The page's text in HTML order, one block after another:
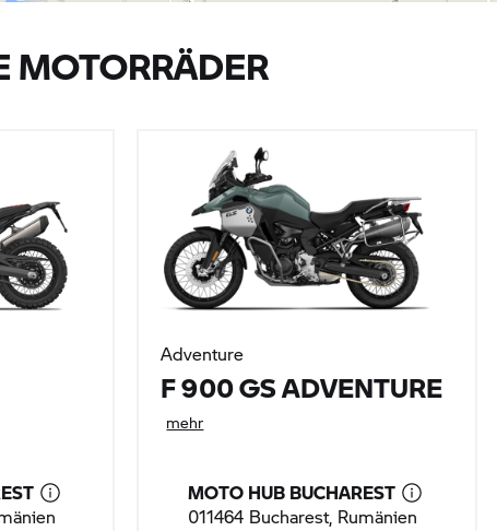
MOTORRÄDER
Adventure
F 900 GS ADVENTURE
mehr
MOTO HUB BUCHAREST
011464 Bucharest, Rumänien